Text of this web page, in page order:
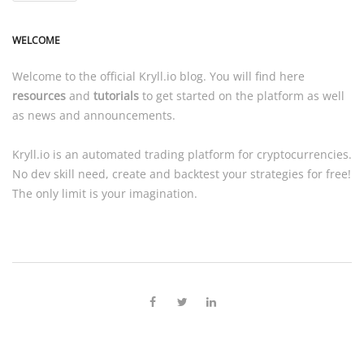
WELCOME
Welcome to the official Kryll.io blog. You will find here
resources and tutorials to get started on the platform as well
as news and announcements.
Kryll.io is an automated trading platform for cryptocurrencies.
No dev skill need, create and backtest your strategies for free!
The only limit is your imagination.